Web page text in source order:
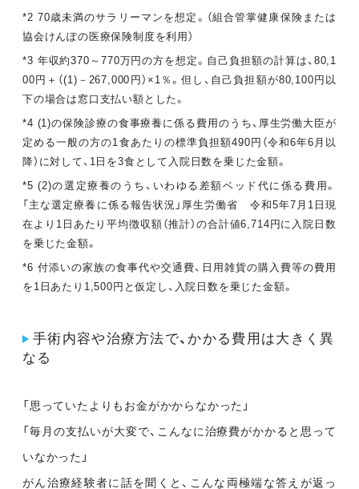
*2 70歳未満のサラリーマンを想定。（組合管掌健康保険または
協会けんぽの医療保険制度を利用）
*3 年収約370～770万円の方を想定。自己負担額の計算は、80,1
00円＋（(1)－267,000円）×1％。但し、自己負担額が80,100円以
下の場合は窓口支払い額とした。
*4 (1)の保険診療の食事療養に係る費用のうち、厚生労働大臣が
定める一般の方の1食あたりの標準負担額490円（令和6年6月以
降）に対して、1日を3食として入院日数を乗じた金額。
*5 (2)の選定療養のうち、いわゆる差額ベッド代に係る費用。
「主な選定療養に係る報告状況」厚生労働省 令和5年7月1日現
在より1日あたり平均徴収額（推計）の合計値6,714円に入院日数
を乗じた金額。
*6 付添いの家族の食事代や交通費、日用雑貨の購入費等の費用
を1日あたり1,500円と仮定し、入院日数を乗じた金額。
手術内容や治療方法で、かかる費用は大きく異
なる
「思っていたよりもお金がかからなかった」
「毎月の支払いが大変で、こんなに治療費がかかると思って
いなかった」
がん治療経験者に話を聞くと、こんな両極端な答えが返っ